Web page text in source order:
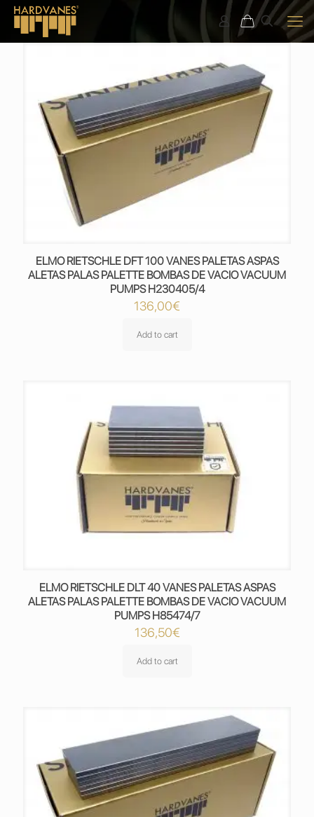
ELMO RIETSCHLE DFT 100 VANES PALETAS ASPAS
ALETAS PALAS PALETTE BOMBAS DE VACIO VACUUM
PUMPS H230405/4
136,00€
Add to cart
ELMO RIETSCHLE DLT 40 VANES PALETAS ASPAS
ALETAS PALAS PALETTE BOMBAS DE VACIO VACUUM
PUMPS H85474/7
136,50€
Add to cart